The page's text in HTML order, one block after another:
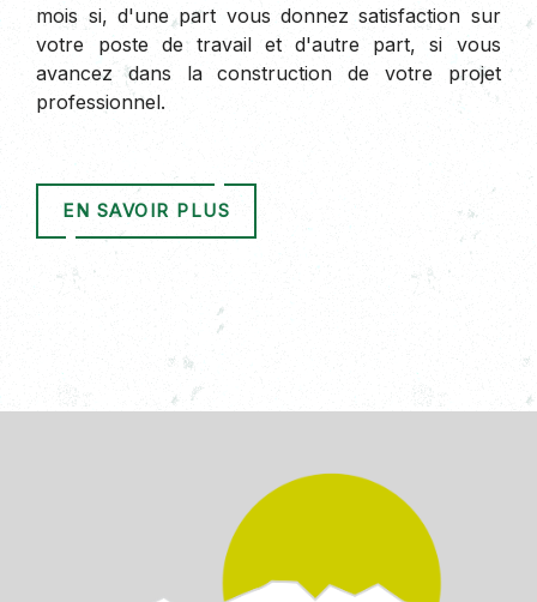
mois si, d'une part vous donnez satisfaction sur
votre poste de travail et d'autre part, si vous
avancez dans la construction de votre projet
professionnel.
EN SAVOIR PLUS